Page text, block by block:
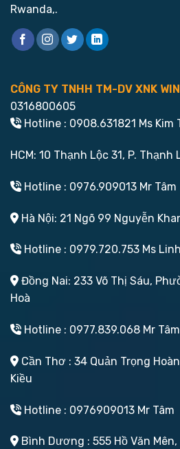
Rwanda,.
CÔNG TY TNHH TM-DV XNK
0316800605
Hotline : 0908.631821 Ms Kim
HCM: 10 Thạnh Lộc 31, P. Thạnh
Hotline : 0976.909013 Mr Tâm
Hà Nội: 21 Ngõ 99 Nguyễn
Hotline : 0979.720.753 Ms Linh
Đồng Nai: 233 Võ Thị Sáu,
Hoà
Hotline : 0977.839.068 Mr Tâm
Cần Thơ : 34 Quản Trọng
Kiều
Hotline : 0976909013 Mr Tâm
Bình Dương : 555 Hồ Văn